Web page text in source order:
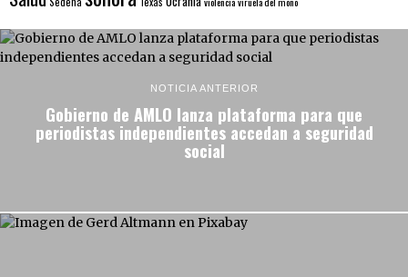
NOTICIA ANTERIOR
Gobierno de AMLO lanza plataforma para que
periodistas independientes accedan a seguridad
social